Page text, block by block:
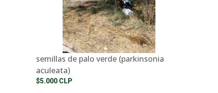
semillas de palo verde (parkinsonia
aculeata)
$5.000 CLP